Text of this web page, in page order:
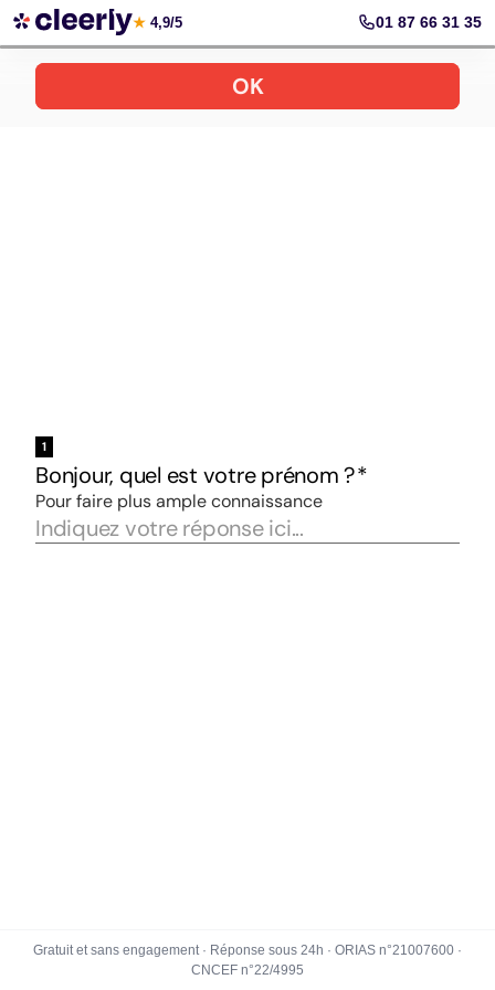
Votre simulation gratuite et personnalisée
★ 4,9/5 01 87 66 31 35
Gratuit et sans engagement · Réponse sous 24h · ORIAS n°21007600 ·
CNCEF n°22/4995